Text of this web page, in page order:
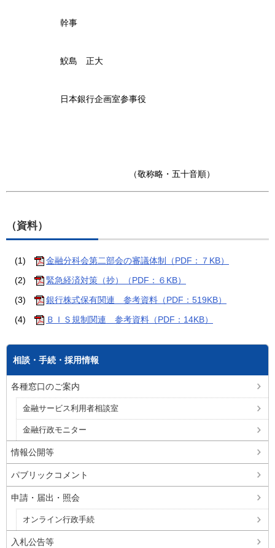
幹事
鮫島 正大
日本銀行企画室参事役
（敬称略・五十音順）
（資料）
(1)
金融分科会第二部会の審議体制（PDF：７KB）
(2)
緊急経済対策（抄）（PDF：６KB）
(3)
銀行株式保有関連 参考資料（PDF：519KB）
(4)
ＢＩＳ規制関連 参考資料（PDF：14KB）
相談・手続・採用情報
各種窓口のご案内
金融サービス利用者相談室
金融行政モニター
情報公開等
パブリックコメント
申請・届出・照会
オンライン行政手続
入札公告等